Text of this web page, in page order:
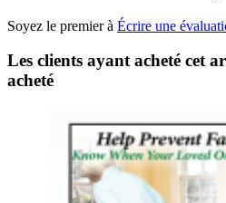
Soyez le premier à Écrire une
Les clients ayant acheté cet
acheté